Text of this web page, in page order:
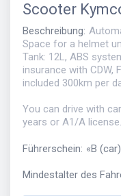
Scooter
Beschreibung:
Space for a helmet
Tank: 12L, ABS
insurance with CDW,
included 300km per
You can drive with
years or A1/A license.
Führerschein: «B
Mindestalter des